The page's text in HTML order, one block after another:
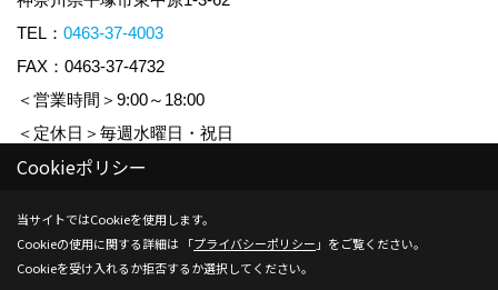
TEL： 0463-37-4003
FAX：0463-37-4732
＜営業時間＞9:00～18:00
＜定休日＞毎週水曜日・祝日
Copyright (c) KUDO KOUMUTEN CO.,LTD. All Rights Reserved.
Produced byゴデスクリエイト
Cookieポリシー
当サイトではCookieを使用します。
Cookieの使用に関する詳細は 「プライバシーポリシー 」をご覧ください。
Cookieを受け入れるか拒否するか選択してください。